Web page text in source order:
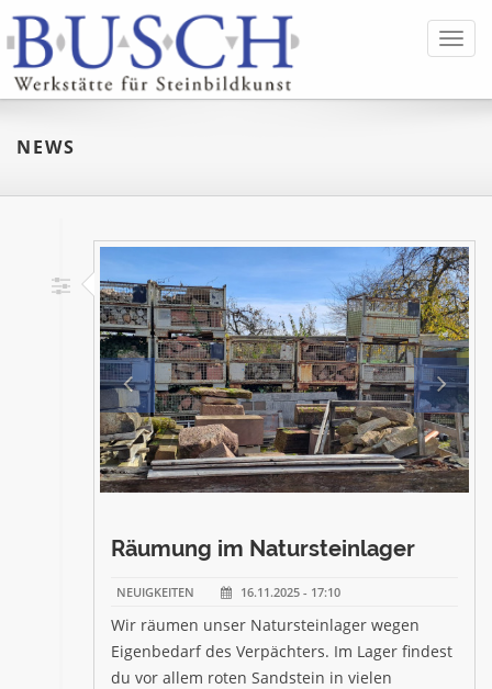
NEWS
Räumung im Natursteinlager
NEUIGKEITEN 16.11.2025 - 17:10
Wir räumen unser Natursteinlager wegen
Eigenbedarf des Verpächters. Im Lager findest
du vor allem roten Sandstein in vielen